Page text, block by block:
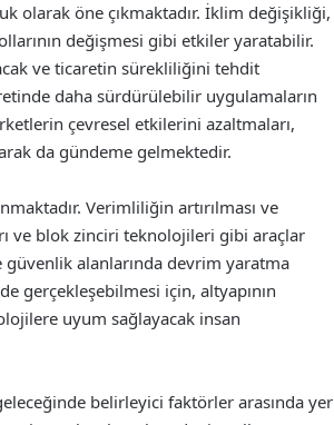
olarak öne çıkmaktadır. İklim değişikliği,
değişmesi gibi etkiler yaratabilir.
ve ticaretin sürekliliğini tehdit
daha sürdürülebilir uygulamaların
çevresel etkilerini azaltmaları,
da gündeme gelmektedir.
Verimliliğin artırılması ve
ve blok zinciri teknolojileri gibi araçlar
alanlarında devrim yaratma
gerçekleşebilmesi için, altyapının
uyum sağlayacak insan
belirleyici faktörler arasında yer